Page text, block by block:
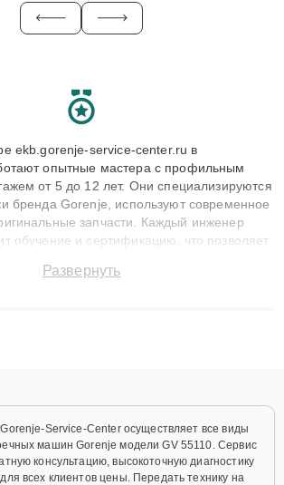
ekb.gorenje-service-center.ru в
опытные мастера с профильным
от 5 до 12 лет. Они специализируются
бренда Gorenje, используют современное
запчасти. Каждый инженер
обучение и сертификацию, что позволяет
гарантии до 3 лет. Наши мастера
Развернуть
Service-Center осуществляет все виды
машин Gorenje модели GV 55110. Сервис
консультацию, высокоточную диагностику
всех клиентов цены. Передать технику на